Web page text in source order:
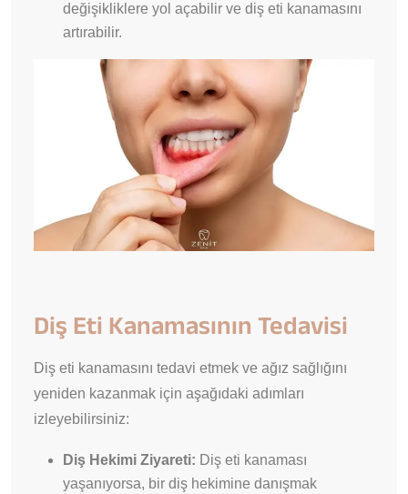
değişikliklere yol açabilir ve diş eti kanamasını
artırabilir.
Diş Eti Kanamasının Tedavisi
Diş eti kanamasını tedavi etmek ve ağız sağlığını
yeniden kazanmak için aşağıdaki adımları
izleyebilirsiniz:
Diş Hekimi Ziyareti: Diş eti kanaması
yaşanıyorsa, bir diş hekimine danışmak